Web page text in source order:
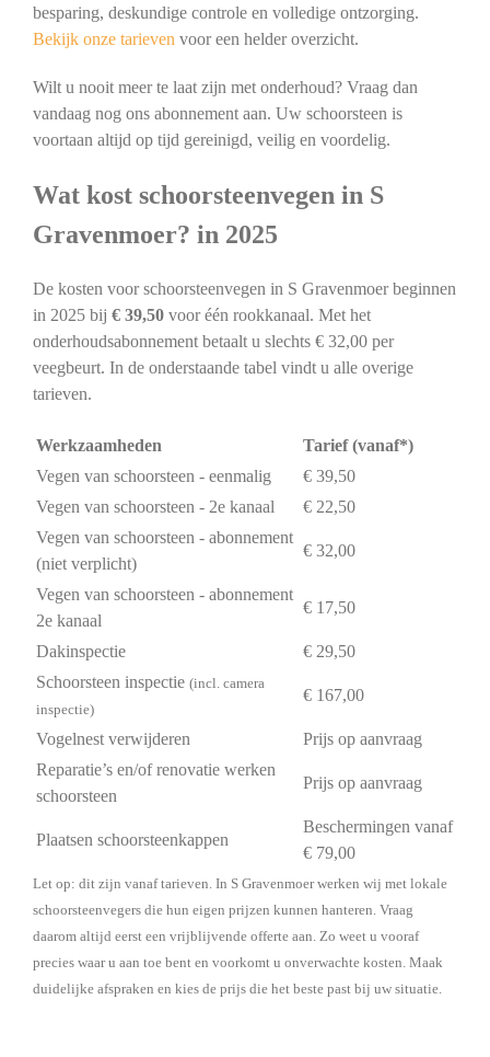
besparing, deskundige controle en volledige ontzorging.
Bekijk onze tarieven voor een helder overzicht.
Wilt u nooit meer te laat zijn met onderhoud? Vraag dan
vandaag nog ons abonnement aan. Uw schoorsteen is
voortaan altijd op tijd gereinigd, veilig en voordelig.
Wat kost schoorsteenvegen in S
Gravenmoer? in 2025
De kosten voor schoorsteenvegen in S Gravenmoer beginnen
in 2025 bij € 39,50voor één rookkanaal. Met het
onderhoudsabonnement betaalt u slechts € 32,00 per
veegbeurt. In de onderstaande tabel vindt u alle overige
tarieven.
Werkzaamheden
Tarief (vanaf*)
Vegen van schoorsteen - eenmalig
€ 39,50
Vegen van schoorsteen - 2e kanaal
€ 22,50
Vegen van schoorsteen - abonnement
(niet verplicht)
€ 32,00
Vegen van schoorsteen - abonnement
2e kanaal
€ 17,50
Dakinspectie
€ 29,50
Schoorsteen inspectie (incl. camera
inspectie)
€ 167,00
Vogelnest verwijderen
Prijs op aanvraag
Reparatie’s en/of renovatie werken
schoorsteen
Prijs op aanvraag
Plaatsen schoorsteenkappen
Beschermingen vanaf
€ 79,00
Let op: dit zijn vanaf tarieven. In S Gravenmoer werken wij met lokale
schoorsteenvegers die hun eigen prijzen kunnen hanteren. Vraag
daarom altijd eerst een vrijblijvende offerte aan. Zo weet u vooraf
precies waar u aan toe bent en voorkomt u onverwachte kosten. Maak
duidelijke afspraken en kies de prijs die het beste past bij uw situatie.